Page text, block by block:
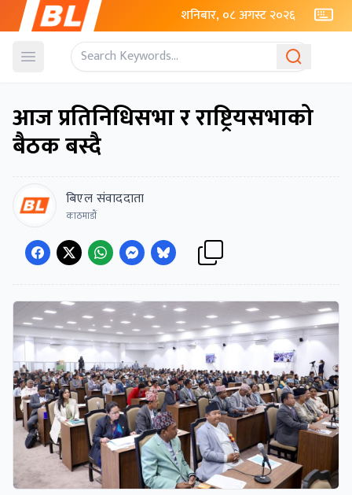
शनिबार, ०८ अगस्ट २०२६
Open menu
आज प्रतिनिधिसभा र राष्ट्रियसभाको
बैठक बस्दै
बिएल संवाददाता
काठमाडाैं